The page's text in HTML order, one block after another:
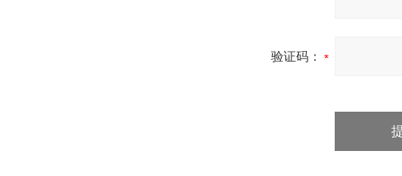
验证码：